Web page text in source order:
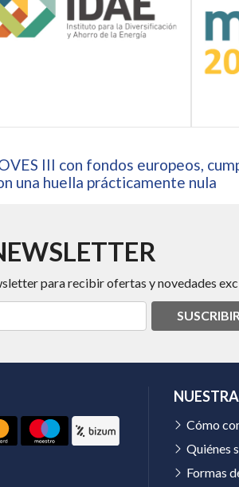
III con fondos europeos,
una huella prácticamente nula
para recibir ofertas y novedades
Cómo
Quiénes
Formas